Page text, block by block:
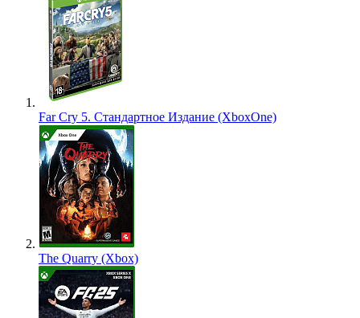
Far Cry 5. Стандартное Издание (XboxOne)
The Quarry (Xbox)